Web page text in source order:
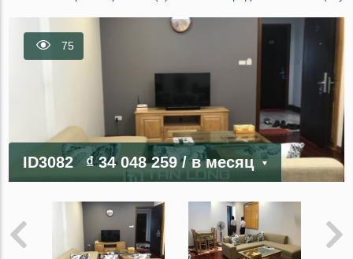
75
ID3082 ₫ 34 048 259/ в месяц